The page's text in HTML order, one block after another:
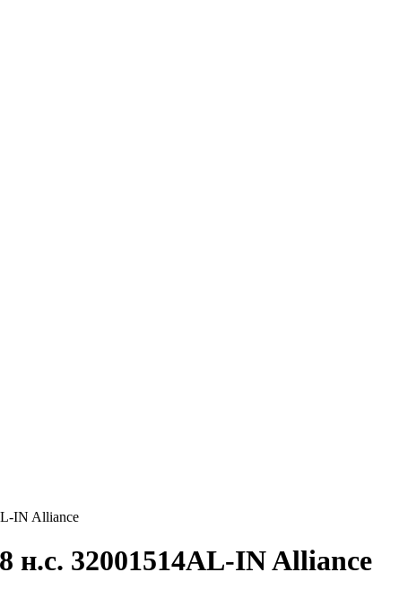
IN Alliance
н.с. 32001514AL-IN Alliance